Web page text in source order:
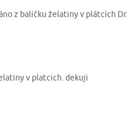
z balíčku želatiny v plátcích
v platcich. dekuji